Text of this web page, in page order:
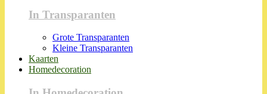
In Transparanten
Grote Transparanten
Kleine Transparanten
Kaarten
Homedecoration